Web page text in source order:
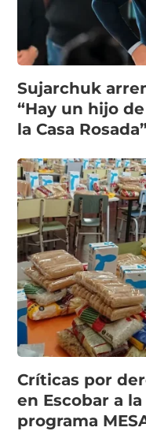
Sujarchuk
“Hay un hijo
la Casa
Críticas por
en Escobar a
programa